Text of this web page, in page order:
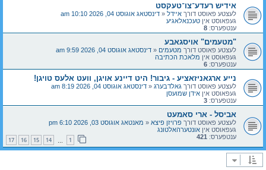
אידיש רעדע־צו־טעקסט
לעצטע פאוסט דורך איידל « דינסטאג אוגוסט 04, 2026 10:10 am
געפאוסט אין טעכנאלאגיע
ענטפערס: 8
"מטעמים" אויסגאבע
לעצטע פאוסט דורך מטעמים « דינסטאג אוגוסט 04, 2026 9:59 am
געפאוסט אין מלאכת הכתיבה
ענטפערס: 6
נייע ארגאניזאציע - גיבור! היט דיינע אויגן, וועט אלעס טויגן!
לעצטע פאוסט דורך גאלדבערג « דינסטאג אוגוסט 04, 2026 8:19 am
געפאוסט אין אידן שמועסן
ענטפערס: 3
אביסל - ארי סאמעט
לעצטע פאוסט דורך פרויזן פיצא « מאנטאג אוגוסט 03, 2026 6:10 pm
געפאוסט אין אונטערהאלטונג
ענטפערס: 421
1
14
15
16
17